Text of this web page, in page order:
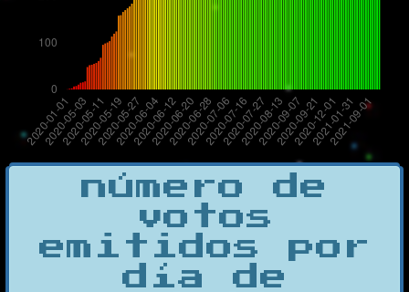
número de
votos
emitidos por
día de